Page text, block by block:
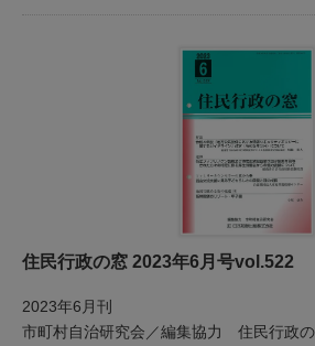
住民行政の窓 2023年6月号vol.522
2023年6月刊
市町村自治研究会／編集協力 住民行政